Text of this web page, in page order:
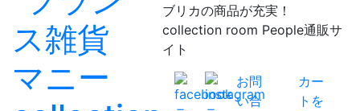
ブリカの商品が充実！
collection room People通販サ
イト
お問
い合
カー
トを